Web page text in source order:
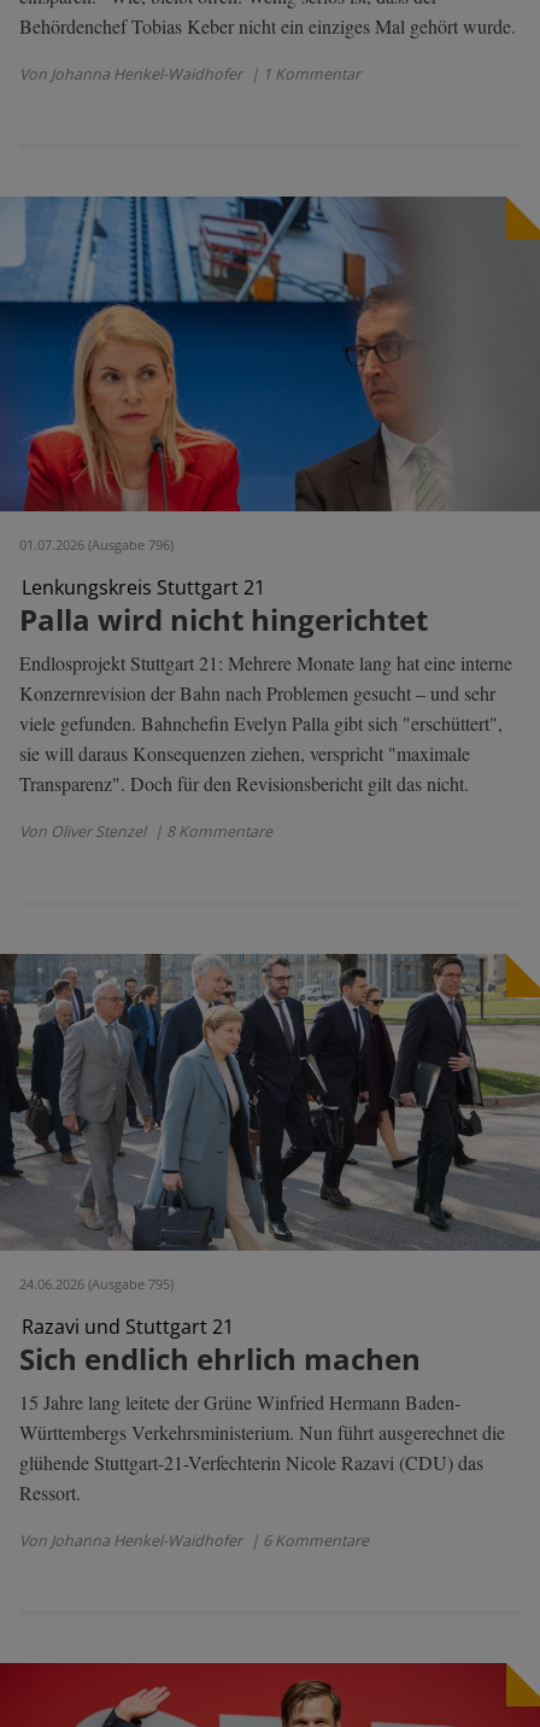
Behördenchef Tobias Keber nicht ein einziges Mal gehört wurde.
Von Johanna Henkel-Waidhofer | 1 Kommentar
01.07.2026 (Ausgabe 796)
Lenkungskreis Stuttgart 21
Palla wird nicht hingerichtet
Endlosprojekt Stuttgart 21: Mehrere Monate lang hat eine interne
Konzernrevision der Bahn nach Problemen gesucht – und sehr
viele gefunden. Bahnchefin Evelyn Palla gibt sich "erschüttert",
sie will daraus Konsequenzen ziehen, verspricht "maximale
Transparenz". Doch für den Revisionsbericht gilt das nicht.
Von Oliver Stenzel | 8 Kommentare
24.06.2026 (Ausgabe 795)
Razavi und Stuttgart 21
Sich endlich ehrlich machen
15 Jahre lang leitete der Grüne Winfried Hermann Baden-
Württembergs Verkehrsministerium. Nun führt ausgerechnet die
glühende Stuttgart-21-Verfechterin Nicole Razavi (CDU) das
Ressort.
Von Johanna Henkel-Waidhofer | 6 Kommentare